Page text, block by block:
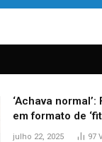
‘Achava normal’:
em formato de
um dos alertas
julho 22, 2025 97